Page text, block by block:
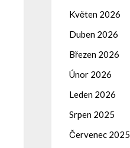
Květen 2026
Duben 2026
Březen 2026
Únor 2026
Leden 2026
Srpen 2025
Červenec 2025